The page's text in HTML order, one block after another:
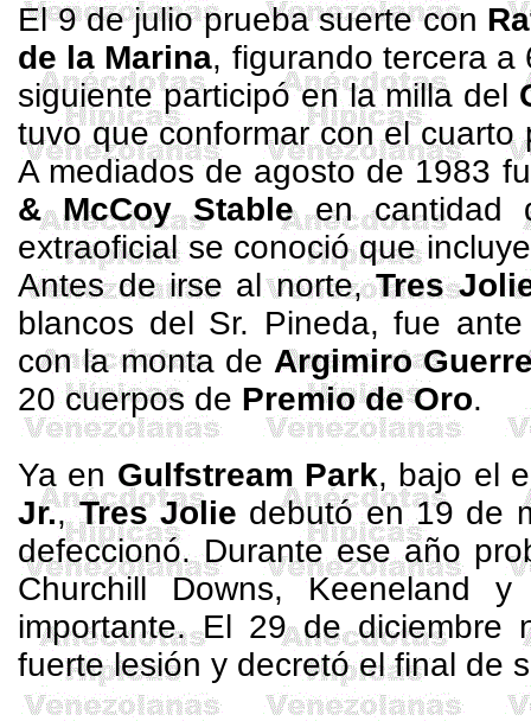
El 9 de julio prueba suerte con
de la Marina, figurando tercera
siguiente participó en la milla del
tuvo que conformar con el
A mediados de agosto de 1983
& McCoyStableen cantidad
extraoficial se conoció que
Antes de irse al norte,Tres
blancos del Sr. Pineda, fue
con la monta de Argimiro
20 cuerpos de Premio de Oro.
Ya en Gulfstream Park, bajo el
Jr.,Tres Jolie debutó en 19 de
defeccionó. Durante ese año
ChurchillDowns,Keeneland
importante. El 29 de diciembre
fuerte lesión y decretó el final de